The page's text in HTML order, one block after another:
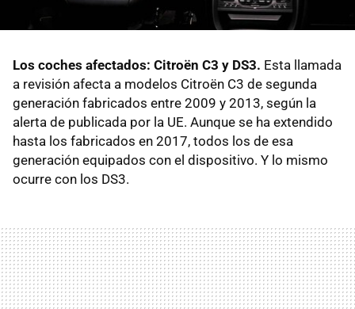
Los coches afectados: Citroën C3 y DS3. Esta llamada
a revisión afecta a modelos Citroën C3 de segunda
generación fabricados entre 2009 y 2013, según la
alerta de publicada por la UE. Aunque se ha extendido
hasta los fabricados en 2017, todos los de esa
generación equipados con el dispositivo. Y lo mismo
ocurre con los DS3.